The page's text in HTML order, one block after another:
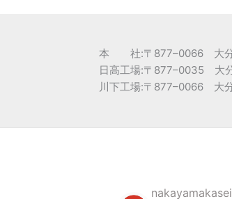
本 社:〒877–0066 大
日高工場:〒877–0035 大
川下工場:〒877–0066 大分
nakayamakasei